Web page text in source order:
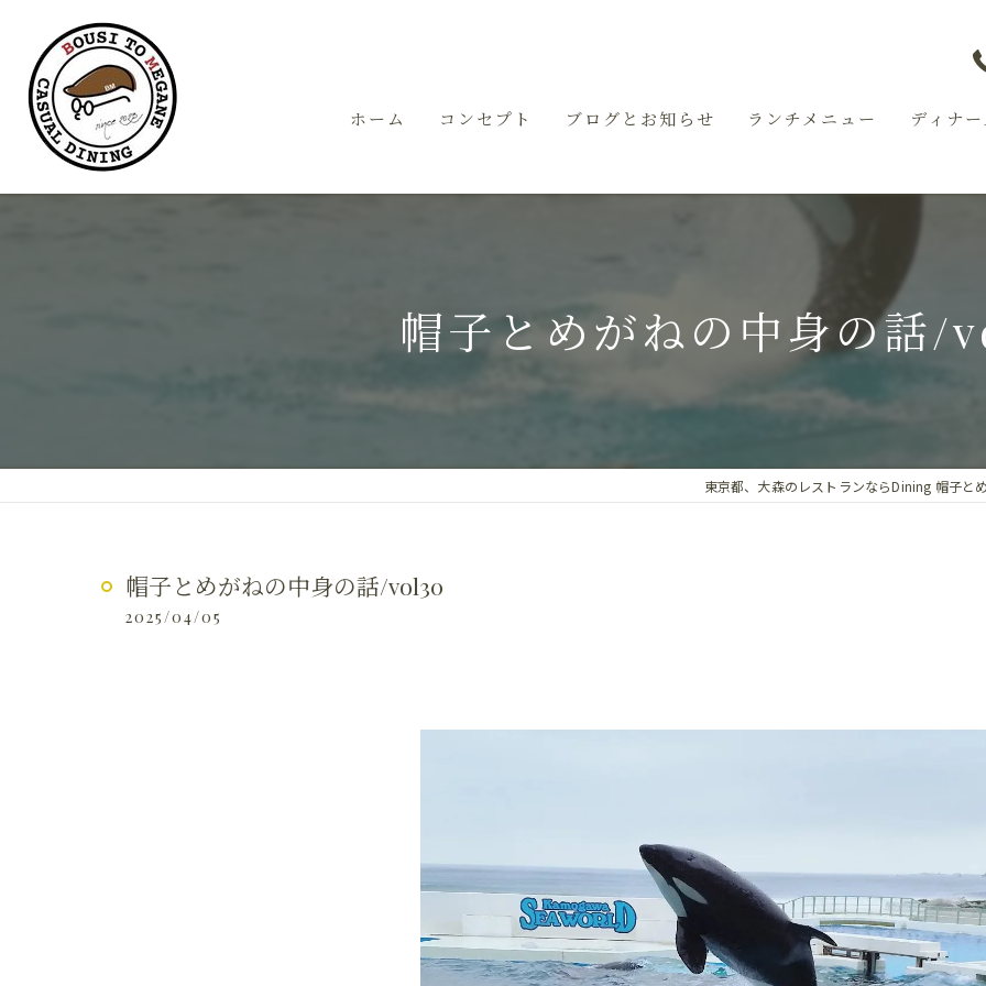
ホーム コンセプト ブログとお知らせ ランチメニュー ディナ
帽子とめがねの中身の話/
東京都、大森のレストランならDining 帽子と
帽子とめがねの中身の話/vol30
2025/04/05